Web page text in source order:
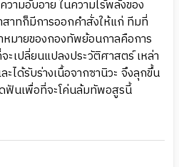
วามอับอาย ในความไร้พลังของ
าทก็มีการออกคำสั่งให้แก่ ทีมที่
หมายของกองทัพย้อนกาลคือการ
ะเปลี่ยนแปลงประวัติศาสตร์ เหล่า
ได้รับร่างเนื้อจากซานิวะ จึงลุกขึ้น
ฟันเพื่อที่จะโค่นล้มทัพอสูรนี้